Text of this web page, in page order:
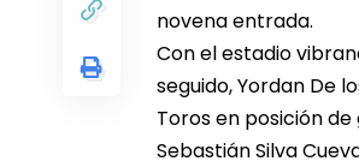
novena entrada.
Con el estadio
seguido, Yordan De
Toros en posición de
Sebastián Silva